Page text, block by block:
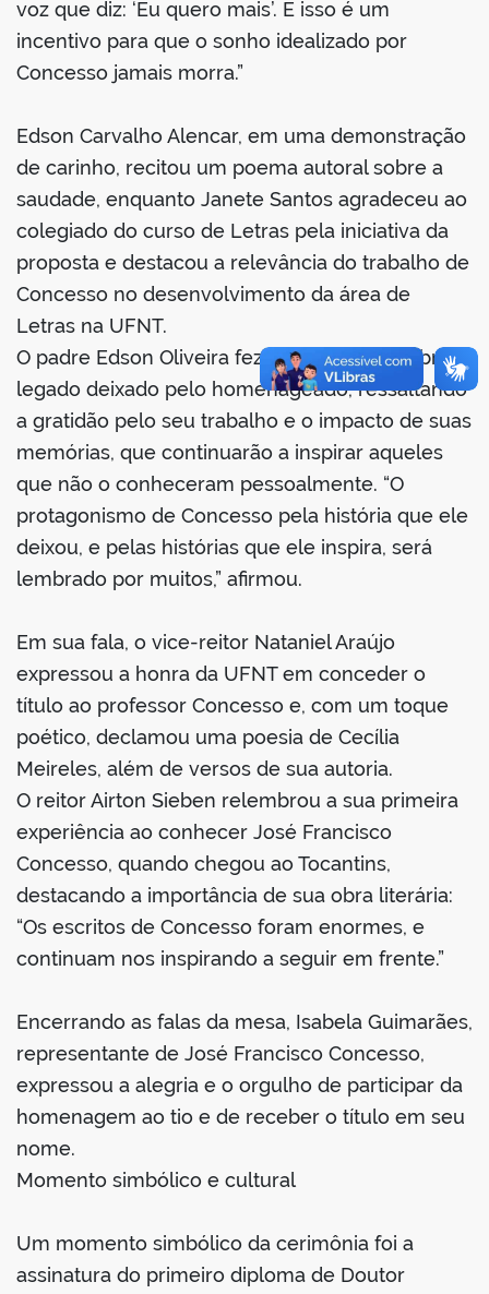
voz que diz: ‘Eu quero mais’. E isso é um
incentivo para que o sonho idealizado por
Concesso jamais morra.”
Edson Carvalho Alencar, em uma demonstração
de carinho, recitou um poema autoral sobre a
saudade, enquanto Janete Santos agradeceu ao
colegiado do curso de Letras pela iniciativa da
proposta e destacou a relevância do trabalho de
Concesso no desenvolvimento da área de
Letras na UFNT.
O padre Edson Oliveira fez uma reflexão sobre o
legado deixado pelo homenageado, ressaltando
a gratidão pelo seu trabalho e o impacto de suas
memórias, que continuarão a inspirar aqueles
que não o conheceram pessoalmente. “O
protagonismo de Concesso pela história que ele
deixou, e pelas histórias que ele inspira, será
lembrado por muitos,” afirmou.
Em sua fala, o vice-reitor Nataniel Araújo
expressou a honra da UFNT em conceder o
título ao professor Concesso e, com um toque
poético, declamou uma poesia de Cecília
Meireles, além de versos de sua autoria.
O reitor Airton Sieben relembrou a sua primeira
experiência ao conhecer José Francisco
Concesso, quando chegou ao Tocantins,
destacando a importância de sua obra literária:
“Os escritos de Concesso foram enormes, e
continuam nos inspirando a seguir em frente.”
Encerrando as falas da mesa, Isabela Guimarães,
representante de José Francisco Concesso,
expressou a alegria e o orgulho de participar da
homenagem ao tio e de receber o título em seu
nome.
Momento simbólico e cultural
Um momento simbólico da cerimônia foi a
assinatura do primeiro diploma de Doutor